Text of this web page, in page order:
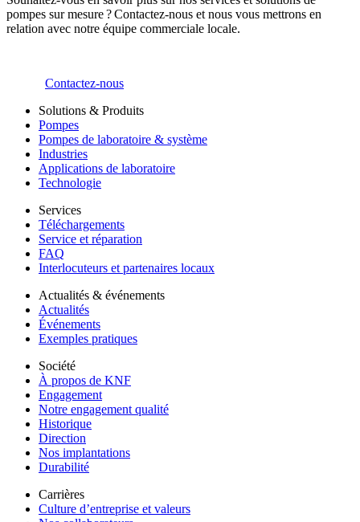
pompes sur mesure ? Contactez-nous et nous vous mettrons en
relation avec notre équipe commerciale locale.
Contactez-nous
Solutions & Produits
Pompes
Pompes de laboratoire & système
Industries
Applications de laboratoire
Technologie
Services
Téléchargements
Service et réparation
FAQ
Interlocuteurs et partenaires locaux
Actualités & événements
Actualités
Événements
Exemples pratiques
Société
À propos de KNF
Engagement
Notre engagement qualité
Historique
Direction
Nos implantations
Durabilité
Carrières
Culture d’entreprise et valeurs